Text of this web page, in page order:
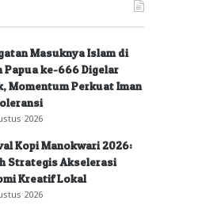
Masuknya Islam di
Papua ke-666 Digelar
Momentum Perkuat Iman
2026
Kopi Manokwari 2026:
Strategis Akselerasi
Kreatif Lokal
2026